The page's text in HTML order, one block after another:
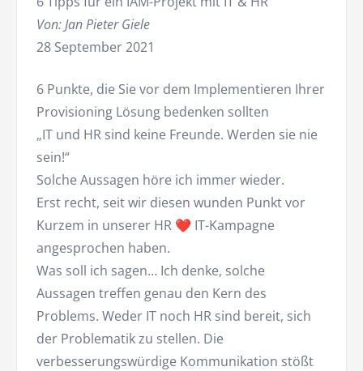
Von: Jan Pieter Giele
28 September 2021
6 Punkte, die Sie vor dem Implementieren Ihrer
Provisioning Lösung bedenken sollten
„IT und HR sind keine Freunde. Werden sie nie
sein!“
Solche Aussagen höre ich immer wieder.
Erst recht, seit wir diesen wunden Punkt vor
Kurzem in unserer HR ❤️ IT-Kampagne
angesprochen haben.
Was soll ich sagen… Ich denke, solche
Aussagen treffen genau den Kern des
Problems. Weder IT noch HR sind bereit, sich
der Problematik zu stellen. Die
verbesserungswürdige Kommunikation stößt